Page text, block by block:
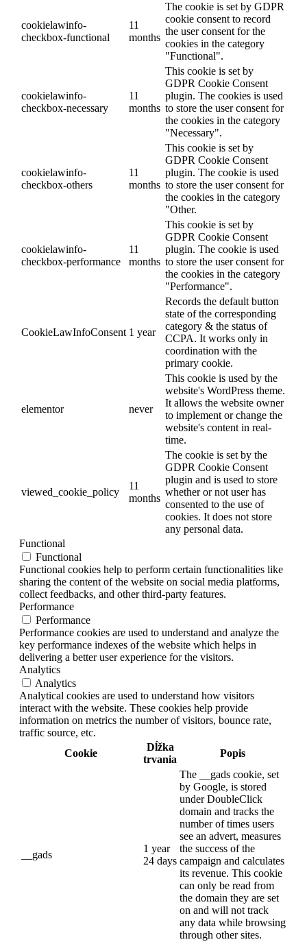
cookielawinfo-
checkbox-functional
11
months
The cookie is set by GDPR
cookie consent to record
the user consent for the
cookies in the category
"Functional".
cookielawinfo-
checkbox-necessary
11
months
This cookie is set by
GDPR Cookie Consent
plugin. The cookies is used
to store the user consent for
the cookies in the category
"Necessary".
cookielawinfo-
checkbox-others
11
months
This cookie is set by
GDPR Cookie Consent
plugin. The cookie is used
to store the user consent for
the cookies in the category
"Other.
cookielawinfo-
checkbox-performance
11
months
This cookie is set by
GDPR Cookie Consent
plugin. The cookie is used
to store the user consent for
the cookies in the category
"Performance".
CookieLawInfoConsent 1 year
Records the default button
state of the corresponding
category & the status of
CCPA. It works only in
coordination with the
primary cookie.
elementor never
This cookie is used by the
website's WordPress theme.
It allows the website owner
to implement or change the
website's content in real-
time.
viewed_cookie_policy
11
months
The cookie is set by the
GDPR Cookie Consent
plugin and is used to store
whether or not user has
consented to the use of
cookies. It does not store
any personal data.
Functional
Functional
Functional cookies help to perform certain functionalities like
sharing the content of the website on social media platforms,
collect feedbacks, and other third-party features.
Performance
Performance
Performance cookies are used to understand and analyze the
key performance indexes of the website which helps in
delivering a better user experience for the visitors.
Analytics
Analytics
Analytical cookies are used to understand how visitors
interact with the website. These cookies help provide
information on metrics the number of visitors, bounce rate,
traffic source, etc.
Cookie
Dĺžka
trvania
Popis
__gads
1 year
24 days
The __gads cookie, set
by Google, is stored
under DoubleClick
domain and tracks the
number of times users
see an advert, measures
the success of the
campaign and calculates
its revenue. This cookie
can only be read from
the domain they are set
on and will not track
any data while browsing
through other sites.